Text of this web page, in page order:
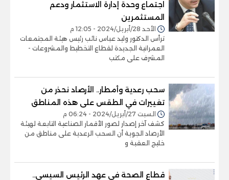
اجتماع وحدة إدارة الاستثمار ودعم
المستثمرين
الأحد 28/أبريل/2024 - 12:05 م
ترأس الدكتور وليد عباس نائب رئيس هيئة المجتمعات
العمرانية الجديدة لقطاع التخطيط والمشروعات -
المشرف على مكتب
سحب رعدية وأمطار.. الأرصاد نحذر من
تغييرات في الطقس على هذه المناطق
السبت 27/أبريل/2024 - 06:24 م
كشف آخر إصدار لصور الأقمار الصناعية التابعة لهيئة
الأرصاد الجوية أن السحب الرعدية على مناطق من
خليج العقبة و
قطاع الصحة فى عهد الرئيس السيسى..